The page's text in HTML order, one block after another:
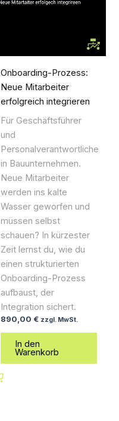
Onboarding-Prozess:
Neue Mitarbeiter
erfolgreich integrieren
Für Geschäftsführer
und
Personalverantwortliche
in Bauunternehmen.
Neue Mitarbeiter
werden ins kalte
Wasser geworfen und
müssen selbst
schauen? In kürzester
Zeit lernst du, wie du
einen strukturierten
Onboarding-Prozess
aufbaust, der
Integration sichert.
890,00 € zzgl. MwSt.
In den
Warenkorb